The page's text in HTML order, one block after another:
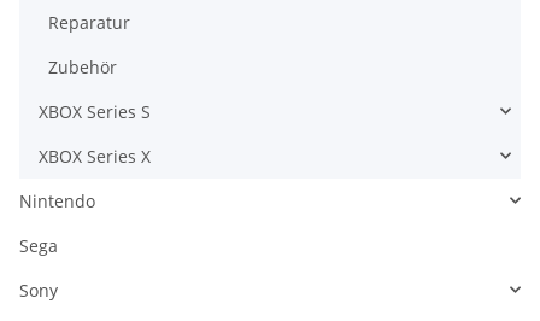
Reparatur
Zubehör
XBOX Series S
XBOX Series X
Nintendo
Sega
Sony